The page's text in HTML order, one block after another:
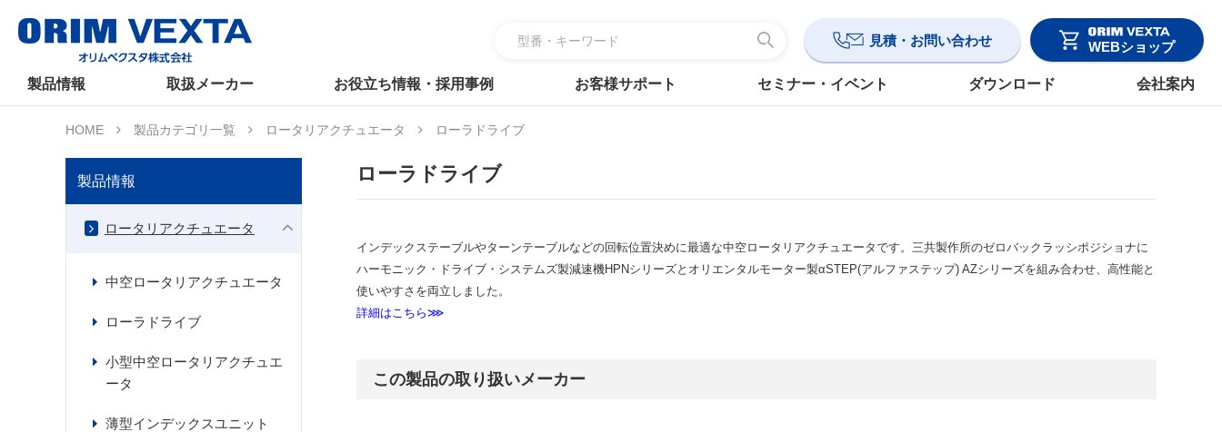
見積・お問い合わせ WEBショップ
製品情報 取扱メーカー お役立ち情報・採用事例 お客様サポート セミナー・イベント ダウンロード 会社案内
HOME 製品カテゴリ一覧 ロータリアクチュエータ ローラドライブ
ローラドライブ
インデックステーブルやターンテーブルなどの回転位置決めに最適な中空ロータリアクチュエータです。三共製作所のゼロバックラッシポジショナに
ハーモニック・ドライブ・システムズ製減速機HPNシリーズとオリエンタルモーター製αSTEP(アルファステップ) AZシリーズを組み合わせ、高性能と
使いやすさを両立しました。
詳細はこちら⋙
この製品の取り扱いメーカー
製品情報
ロータリアクチュエータ
中空ロータリアクチュエータ
ローラドライブ
小型中空ロータリアクチュエ
ータ
薄型インデックスユニット